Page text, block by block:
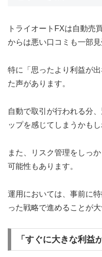
トライオートFXは自動売
からは悪い口コミも一部見
特に「思ったより利益が
た声があります。
自動で取引が行われる分
ップを感じてしまうかもし
また、リスク管理をしっ
可能性もあります。
運用においては、事前に
った戦略で進めることが大
「すぐに大きな利益